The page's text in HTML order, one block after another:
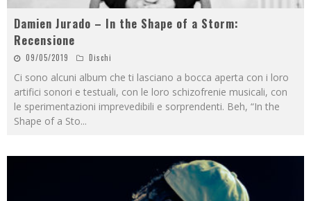
Damien Jurado – In the Shape of a Storm:
Recensione
09/05/2019 Dischi
Ci sono alcuni album che ti lasciano a bocca aperta con i loro
artifici sonori e testuali, con le loro schizofrenie musicali, con
le sperimentazioni imprevedibili e sorprendenti. Beh, “In the
Shape of a Sto...